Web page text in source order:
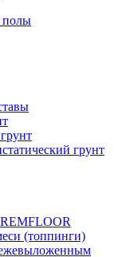
полы
грунт
(топпинги)